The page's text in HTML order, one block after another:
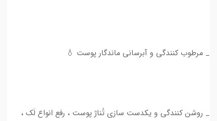
_ مرطوب کنندگی و آبرسانی ماندگار پوست 💧
_ روشن کنندگی و یکدست سازی تُناژ پوست ، رفع انواع لَک ،